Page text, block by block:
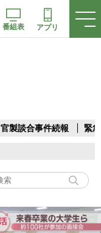
番組表 アプリ
官製談合事件続報 緊